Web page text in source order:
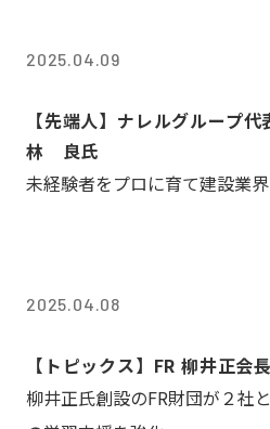
2025.04.09
【先端人】ナレルグループ
林 良氏
未経験者をプロに育て建設業
2025.04.08
【トピックス】FR 柳井正会
柳井正氏創設のFR財団が２社